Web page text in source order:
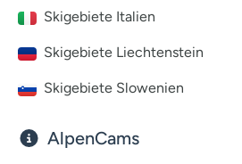
Skigebiete Italien
Skigebiete Liechtenstein
Skigebiete Slowenien
AlpenCams